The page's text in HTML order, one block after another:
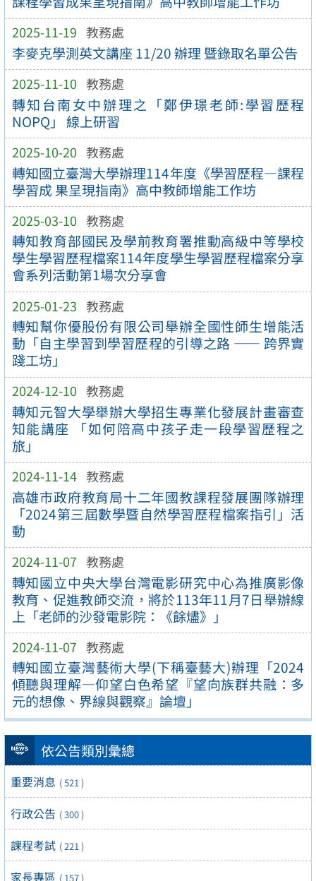
2025-11-19 教務處
李麥克學測英文講座 11/20 辦理 暨錄取名單公告
2025-11-10 教務處
轉知台南女中辦理之「鄭伊璟老師:學習歷程
NOPQ」 線上研習
2025-10-20 教務處
轉知國立臺灣大學辦理114年度《學習歷程—課程
學習成 果呈現指南》高中教師增能工作坊
2025-03-10 教務處
轉知教育部國民及學前教育署推動高級中等學校
學生學習歷程檔案114年度學生學習歷程檔案分享
會系列活動第1場次分享會
2025-01-23 教務處
轉知幫你優股份有限公司舉辦全國性師生增能活
動「自主學習到學習歷程的引導之路 —— 跨界實
踐工坊」
2024-12-10 教務處
轉知元智大學舉辦大學招生專業化發展計畫審查
知能講座 「如何陪高中孩子走一段學習歷程之
旅」
2024-11-14 教務處
高雄市政府教育局十二年國教課程發展團隊辦理
「2024第三屆數學暨自然學習歷程檔案指引」活
動
2024-11-07 教務處
轉知國立中央大學台灣電影研究中心為推廣影像
教育、促進教師交流，將於113年11月7日舉辦線
上「老師的沙發電影院：《餘燼》」
2024-11-07 教務處
轉知國立臺灣藝術大學(下稱臺藝大)辦理「2024
傾聽與理解—仰望白色希望『望向族群共融：多
元的想像、界線與觀察』論壇」
依公告類別彙總
重要消息 ( 521 )
行政公告 ( 300 )
課程考試 ( 221 )
家長專區 ( 157 )